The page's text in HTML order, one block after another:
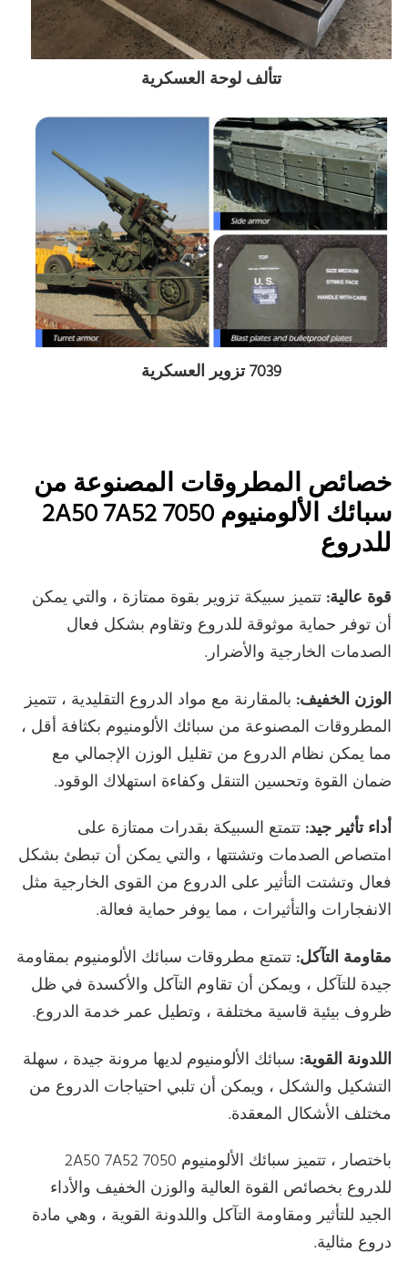
تتألف لوحة العسكرية
7039 تزوير العسكرية
خصائص المطروقات المصنوعة من
سبائك الألومنيوم 2A50 7A52 7050
للدروع
قوة عالية: تتميز سبيكة تزوير بقوة ممتازة ، والتي يمكن
أن توفر حماية موثوقة للدروع وتقاوم بشكل فعال
الصدمات الخارجية والأضرار.
الوزن الخفيف: بالمقارنة مع مواد الدروع التقليدية ، تتميز
المطروقات المصنوعة من سبائك الألومنيوم بكثافة أقل ،
مما يمكن نظام الدروع من تقليل الوزن الإجمالي مع
ضمان القوة وتحسين التنقل وكفاءة استهلاك الوقود.
أداء تأثير جيد: تتمتع السبيكة بقدرات ممتازة على
امتصاص الصدمات وتشتتها ، والتي يمكن أن تبطئ بشكل
فعال وتشتت التأثير على الدروع من القوى الخارجية مثل
الانفجارات والتأثيرات ، مما يوفر حماية فعالة.
مقاومة التآكل: تتمتع مطروقات سبائك الألومنيوم بمقاومة
جيدة للتآكل ، ويمكن أن تقاوم التآكل والأكسدة في ظل
ظروف بيئية قاسية مختلفة ، وتطيل عمر خدمة الدروع.
اللدونة القوية: سبائك الألومنيوم لديها مرونة جيدة ، سهلة
التشكيل والشكل ، ويمكن أن تلبي احتياجات الدروع من
مختلف الأشكال المعقدة.
باختصار ، تتميز سبائك الألومنيوم 2A50 7A52 7050
للدروع بخصائص القوة العالية والوزن الخفيف والأداء
الجيد للتأثير ومقاومة التآكل واللدونة القوية ، وهي مادة
دروع مثالية.